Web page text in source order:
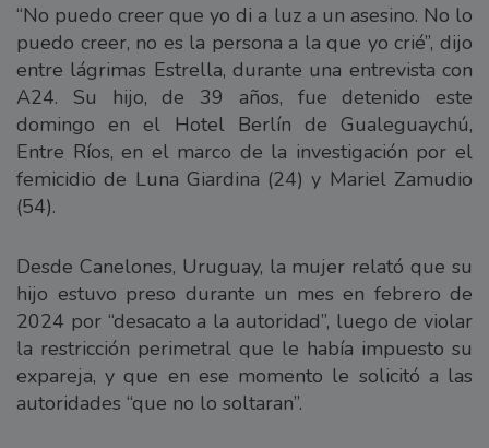
“No puedo creer que yo di a luz a un asesino. No lo
puedo creer, no es la persona a la que yo crié”, dijo
entre lágrimas Estrella, durante una entrevista con
A24. Su hijo, de 39 años, fue detenido este
domingo en el Hotel Berlín de Gualeguaychú,
Entre Ríos, en el marco de la investigación por el
femicidio de Luna Giardina (24) y Mariel Zamudio
(54).
Desde Canelones, Uruguay, la mujer relató que su
hijo estuvo preso durante un mes en febrero de
2024 por “desacato a la autoridad”, luego de violar
la restricción perimetral que le había impuesto su
expareja, y que en ese momento le solicitó a las
autoridades “que no lo soltaran”.